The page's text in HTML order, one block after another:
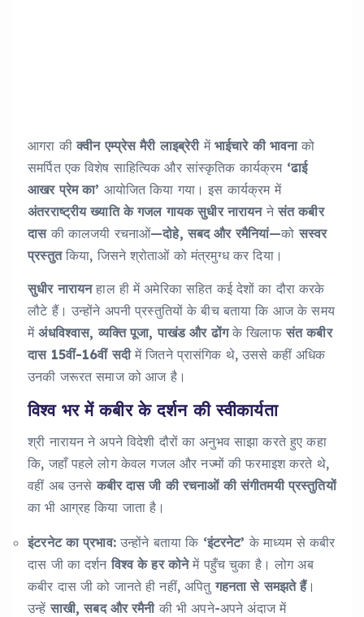
आगरा कीक्वीन एम्प्रेस मैरी लाइब्रेरीमें भाईचारे की भावनाको
समर्पित एक विशेष साहित्यिक और सांस्कृतिक कार्यक्रम ‘ढाई
आखर प्रेम का’ आयोजित किया गया। इस कार्यक्रम में
अंतरराष्ट्रीय ख्याति के गजल गायक सुधीर नारायननेसंत कबीर
दासकी कालजयी रचनाओं—दोहे, सबद और रमैनियां—कोसस्वर
प्रस्तुतकिया, जिसने श्रोताओं को मंत्रमुग्ध कर दिया।
सुधीर नारायनहाल ही में अमेरिका सहित कई देशों का दौरा करके
लौटे हैं। उन्होंने अपनी प्रस्तुतियों के बीच बताया कि आज के समय
मेंअंधविश्वास, व्यक्ति पूजा, पाखंड और ढोंगके खिलाफसंत कबीर
दास 15वीं-16वीं सदीमें जितने प्रासंगिक थे, उससे कहीं अधिक
उनकी जरूरत समाज को आज है।
विश्व भर में कबीर के दर्शन की स्वीकार्यता
श्री नारायन ने अपने विदेशी दौरों का अनुभव साझा करते हुए कहा
कि, जहाँ पहले लोग केवल गजल और नज्मों की फरमाइश करते थे,
वहीं अब उनसेकबीर दास जी की रचनाओं की संगीतमयी प्रस्तुतियों
का भी आग्रह किया जाता है।
इंटरनेट का प्रभाव:उन्होंने बताया कि ‘इंटरनेट’ के माध्यम से कबीर
दास जी का दर्शनविश्व के हर कोनेमें पहुँच चुका है। लोग अब
कबीर दास जी को जानते ही नहीं, अपितुगहनता से समझते हैं।
उन्हेंसाखी, सबद और रमैनीकी भी अपने-अपने अंदाज में